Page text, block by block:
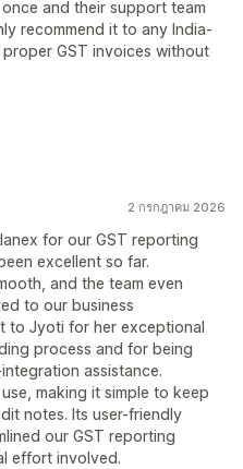
and their support team
recommend it to any India-
GST invoices without
2 กรกฎาคม 2026
for our GST reporting
excellent so far.
and the team even
to our business
to Jyoti for her exceptional
process and for being
assistance.
making it simple to keep
notes. Its user-friendly
our GST reporting
effort involved.